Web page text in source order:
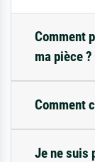
Comment
ma pièce ?
Comment
Je ne suis